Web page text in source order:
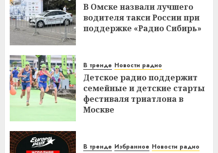
В Омске назвали лучшего
водителя такси России при
поддержке «Радио Сибирь»
В тренде Новости радио
Детское радио поддержит
семейные и детские старты
фестиваля триатлона в
Москве
В тренде Избранное Новости радио